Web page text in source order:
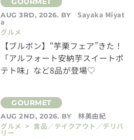
AUG 3RD, 2026. BY Sayaka Miyat
a
グルメ
【ブルボン】“芋栗フェア”きた！
「アルフォート安納芋スイートポ
テト味」など8品が登場♡
AUG 2ND, 2026. BY
林美由紀
グルメ > 食品／テイクアウト／デリバ
リー